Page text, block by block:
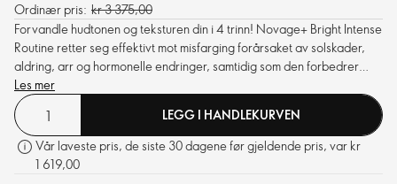
Ordinær pris: kr 3 375,00
Forvandle hudtonen og teksturen din i 4 trinn! Novage+ Bright Intense
Routine retter seg effektivt mot misfarging forårsaket av solskader,
aldring, arr og hormonelle endringer, samtidig som den forbedrer
flere tegn på aldring som rynker, fine linjer, mørke flekker og matt hud.
Formulert med åtte førsteklasses bioaktiverende teknologier som
jobber sammen for å synliggjøre ulike typer hyperpigmentering, og
fremmer en intenst klarere og jevnere hudtone som er betydelig
jevnere og mer ungdommelig.
Les mer
LEGG I HANDLEKURVEN
Vår laveste pris, de siste 30 dagene før gjeldende pris, var kr
1 619,00